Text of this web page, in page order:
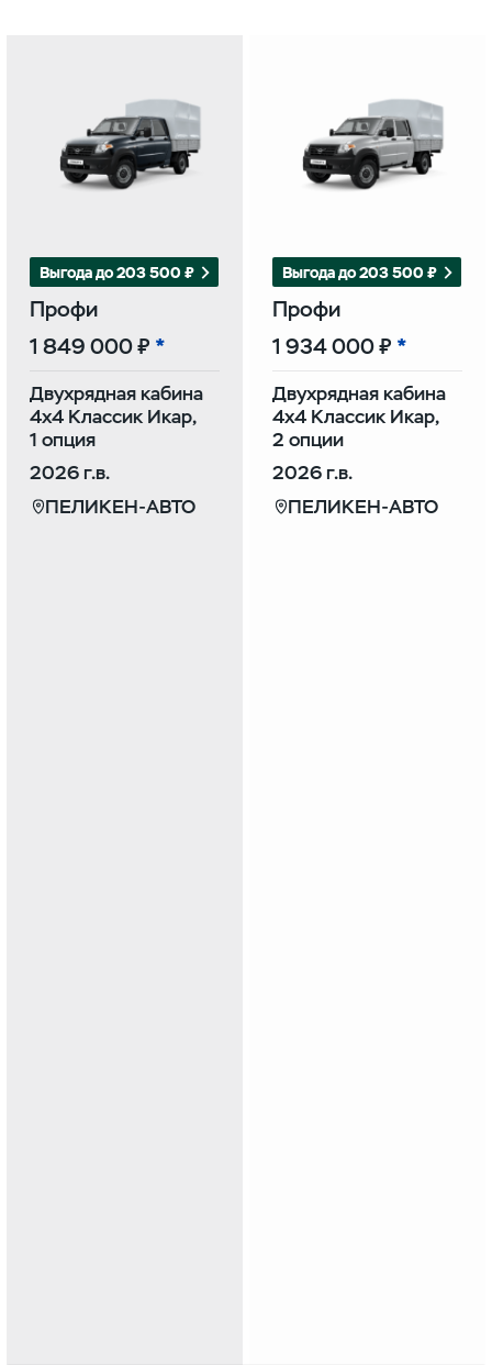
Выгода до 203 500 ₽
Профи
1 849 000 ₽
Двухрядная кабина
4х4 Классик Икар,
1 опция
2026 г.в.
ПЕЛИКЕН-АВТО
Выгода до 203 500 ₽
Профи
1 934 000 ₽
Двухрядная кабина
4х4 Классик Икар,
2 опции
2026 г.в.
ПЕЛИКЕН-АВТО